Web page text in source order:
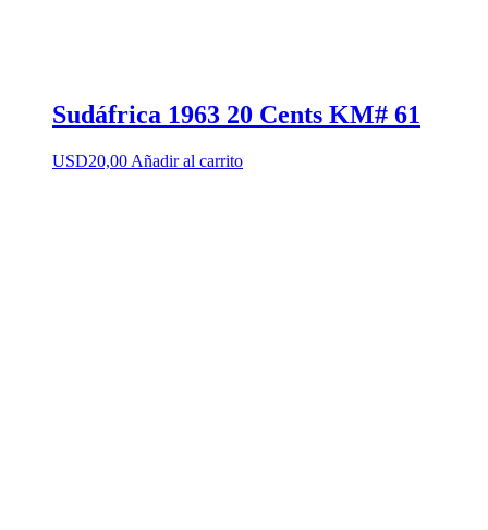
Sudáfrica 1963 20 Cents KM# 61
USD20,00 Añadir al carrito